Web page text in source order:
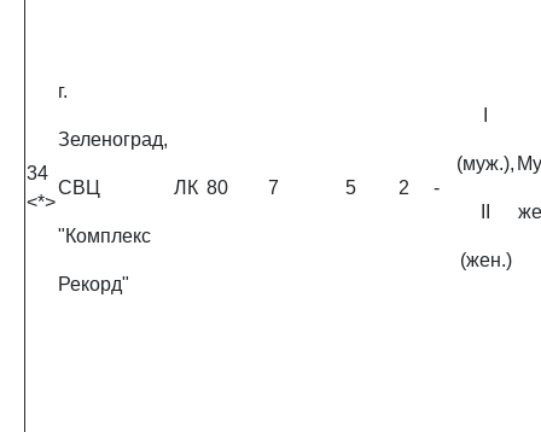
34
<*>
г.
Зеленоград,
СВЦ
"Комплекс
Рекорд"
ЛК 80 7 5 2 -
(муж.),
(жен.)